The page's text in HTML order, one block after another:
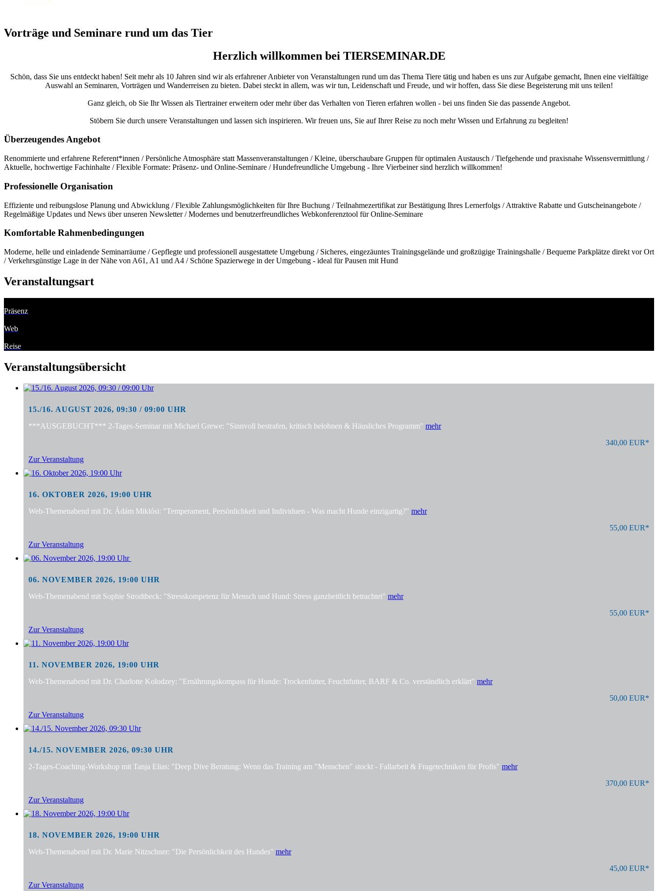
Vorträge und Seminare rund um das Tier
Herzlich willkommen bei TIERSEMINAR.DE
Schön, dass Sie uns entdeckt haben! Seit mehr als 10 Jahren sind wir als erfahrener Anbieter von Veranstaltungen rund um das Thema Tiere tätig und haben es uns zur Aufgabe gemacht, Ihnen eine vielfältige
Auswahl an Seminaren, Vorträgen und Wanderreisen zu bieten. Dabei steckt in allem, was wir tun, Leidenschaft und Freude, und wir hoffen, dass Sie diese Begeisterung mit uns teilen!
Ganz gleich, ob Sie Ihr Wissen als Tiertrainer erweitern oder mehr über das Verhalten von Tieren erfahren wollen - bei uns finden Sie das passende Angebot.
Stöbern Sie durch unsere Veranstaltungen und lassen sich inspirieren. Wir freuen uns, Sie auf Ihrer Reise zu noch mehr Wissen und Erfahrung zu begleiten!
Überzeugendes Angebot
Renommierte und erfahrene Referent*innen / Persönliche Atmosphäre statt Massenveranstaltungen / Kleine, überschaubare Gruppen für optimalen Austausch / Tiefgehende und praxisnahe Wissensvermittlung /
Aktuelle, hochwertige Fachinhalte / Flexible Formate: Präsenz- und Online-Seminare / Hundefreundliche Umgebung - Ihre Vierbeiner sind herzlich willkommen!
Professionelle Organisation
Effiziente und reibungslose Planung und Abwicklung / Flexible Zahlungsmöglichkeiten für Ihre Buchung / Teilnahmezertifikat zur Bestätigung Ihres Lernerfolgs / Attraktive Rabatte und Gutscheinangebote /
Regelmäßige Updates und News über unseren Newsletter / Modernes und benutzerfreundliches Webkonferenztool für Online-Seminare
Komfortable Rahmenbedingungen
Moderne, helle und einladende Seminarräume / Gepflegte und professionell ausgestattete Umgebung / Sicheres, eingezäuntes Trainingsgelände und großzügige Trainingshalle / Bequeme Parkplätze direkt vor Ort
/ Verkehrsgünstige Lage in der Nähe von A61, A1 und A4 / Schöne Spazierwege in der Umgebung - ideal für Pausen mit Hund
Veranstaltungsart
Präsenz
Web
Reise
Veranstaltungsübersicht
15./16. AUGUST 2026, 09:30 / 09:00 UHR
***AUSGEBUCHT*** 2-Tages-Seminar mit Michael Grewe: "Sinnvoll bestrafen, kritisch belohnen & Häusliches Programm" mehr
340,00 EUR*
Zur Veranstaltung
16. OKTOBER 2026, 19:00 UHR
Web-Themenabend mit Dr. Ádám Miklósi: "Temperament, Persönlichkeit und Individuen - Was macht Hunde einzigartig?" mehr
55,00 EUR*
Zur Veranstaltung
06. NOVEMBER 2026, 19:00 UHR
Web-Themenabend mit Sophie Strodtbeck: "Stresskompetenz für Mensch und Hund: Stress ganzheitlich betrachtet" mehr
55,00 EUR*
Zur Veranstaltung
11. NOVEMBER 2026, 19:00 UHR
Web-Themenabend mit Dr. Charlotte Kolodzey: "Ernährungskompass für Hunde: Trockenfutter, Feuchtfutter, BARF & Co. verständlich erklärt" mehr
50,00 EUR*
Zur Veranstaltung
14./15. NOVEMBER 2026, 09:30 UHR
2-Tages-Coaching-Workshop mit Tanja Elias: "Deep Dive Beratung: Wenn das Training am "Menschen" stockt - Fallarbeit & Fragetechniken für Profis" mehr
370,00 EUR*
Zur Veranstaltung
18. NOVEMBER 2026, 19:00 UHR
Web-Themenabend mit Dr. Marie Nitzschner: "Die Persönlichkeit des Hundes" mehr
45,00 EUR*
Zur Veranstaltung